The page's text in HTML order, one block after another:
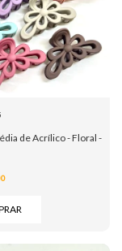
- 6 Cores
de Acrílico - Floral - 8